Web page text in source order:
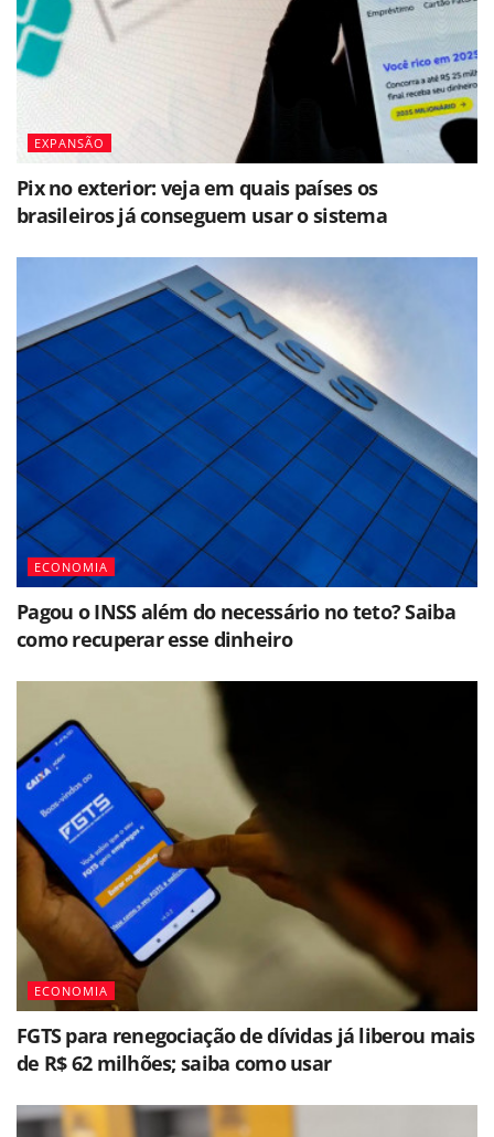
EXPANSÃO
Pix no exterior: veja em quais países os
brasileiros já conseguem usar o sistema
ECONOMIA
Pagou o INSS além do necessário no teto? Saiba
como recuperar esse dinheiro
ECONOMIA
FGTS para renegociação de dívidas já liberou mais
de R$ 62 milhões; saiba como usar